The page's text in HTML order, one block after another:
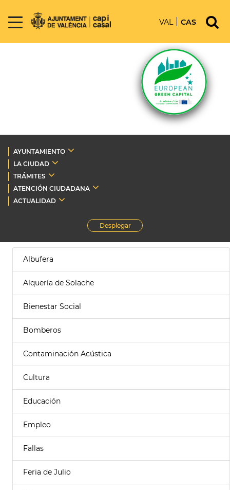
VAL CAS
AYUNTAMIENTO
LA CIUDAD
TRÁMITES
ATENCIÓN CIUDADANA
ACTUALIDAD
Desplegar
Albufera
Alquería de Solache
Bienestar Social
Bomberos
Contaminación Acústica
Cultura
Educación
Empleo
Fallas
Feria de Julio